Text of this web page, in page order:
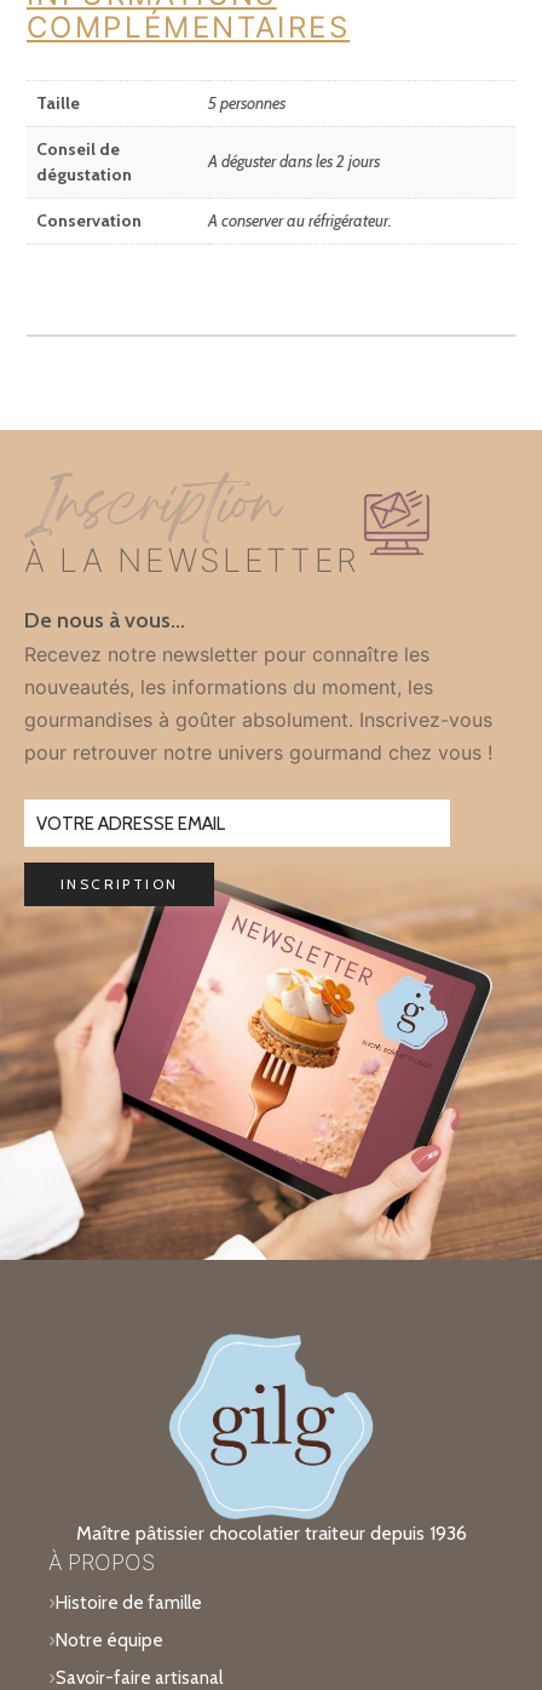
COMPLÉMENTAIRES
Taille 5 personnes
Conseil de
dégustation
A déguster dans les 2 jours
Conservation A conserver au réfrigérateur.
Inscription
À LA NEWSLETTER
De nous à vous…
Recevez notre newsletter pour connaître les
nouveautés, les informations du moment, les
gourmandises à goûter absolument. Inscrivez-vous
pour retrouver notre univers gourmand chez vous !
Maître pâtissier chocolatier traiteur depuis 1936
À PROPOS
Histoire de famille
Notre équipe
Savoir-faire artisanal